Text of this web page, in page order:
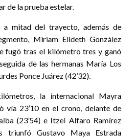
de la prueba estelar.
a mitad del trayecto, además de
Miriam Elideth González
fugó tras el kilómetro tres y ganó
de las hermanas María Los
Ponce Juárez (42’32).
la internacional Mayra
vía 23’10 en el crono, delante de
(23’54) e Itzel Alfaro Ramírez
triunfó Gustavo Maya Estrada